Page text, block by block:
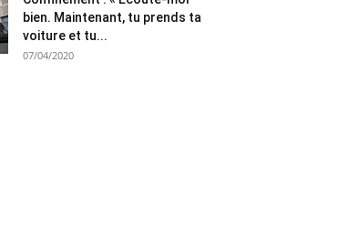
bien. Maintenant, tu prends ta
voiture et tu...
07/04/2020